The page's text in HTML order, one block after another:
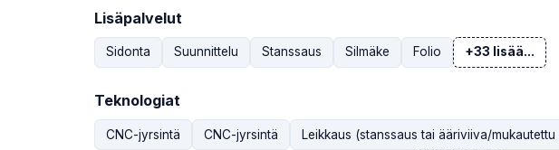
Lisäpalvelut
Sidonta Suunnittelu Stanssaus Silmäke Folio +33 lisää...
Teknologiat
CNC-jyrsintä CNC-jyrsintä Leikkaus (stanssaus tai ääriviiva/mukautettu